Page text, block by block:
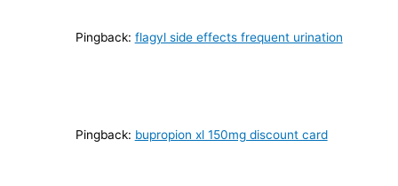
Pingback: flagyl side effects frequent urination
Pingback: bupropion xl 150mg discount card